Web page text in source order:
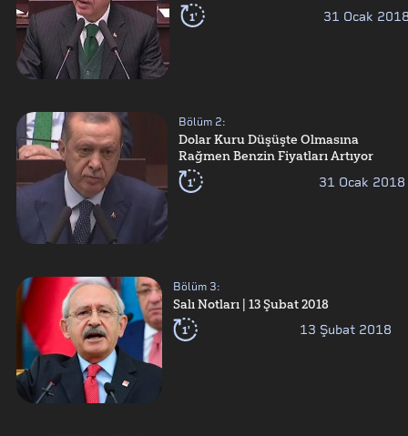
1' 31 Ocak
Bölüm 2:
Dolar Kuru Düşüşte Olmasına
Rağmen Benzin Fiyatları Artıyor
1' 31 Ocak 2018
Bölüm 3:
Salı Notları | 13 Şubat 2018
1' 13 Şubat 2018